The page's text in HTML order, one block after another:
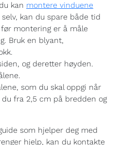
kan montere vinduene
kan du spare både tid
montering er å måle
Bruk en blyant,
og deretter høyden.
som du skal oppgi når
fra 2,5 cm på bredden og
som hjelper deg med
hjelp, kan du kontakte